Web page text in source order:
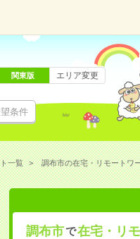
条件
関東版 エリア変更
一覧 調布市の在宅・リモートワ
調布市で在宅・リ